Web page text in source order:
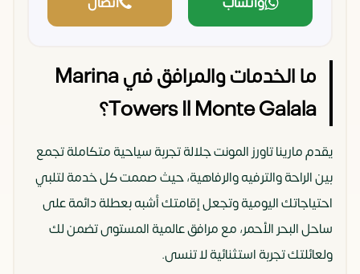
ما الخدمات والمرافق في Marina
Towers Il Monte Galala؟
يقدم مارينا تاورز المونت جلالة تجربة سياحية متكاملة تجمع
بين الراحة والترفيه والرفاهية، حيث صممت كل خدمة لتلبي
احتياجاتك اليومية وتجعل إقامتك أشبه بعطلة دائمة على
ساحل البحر الأحمر، مع مرافق عالمية المستوى تضمن لك
ولعائلتك تجربة استثنائية لا تنسى.